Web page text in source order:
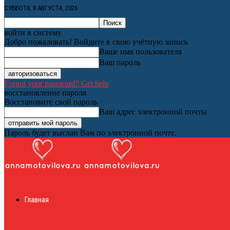
СУББОТА, 8 АВГУСТА, 2026
войти в систему
Добро пожаловать! Войдите в свою учётную запись
Ваше имя пользователя
Ваш пароль
Forgot your password? Get help
восстановление пароля
Восстановите свой пароль
Ваш адрес электронной почты
Пароль будет выслан Вам по электронной почте.
Главная